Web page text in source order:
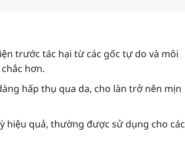
trước tác hại từ các gốc tự do và môi
hơn.
hấp thụ qua da, cho làn trở nên mịn
hiệu quả, thường được sử dụng cho các